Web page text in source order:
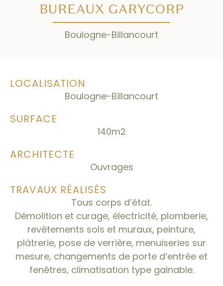
BUREAUX GARYCORP
Boulogne-Billancourt
LOCALISATION
Boulogne-Billancourt
SURFACE
140m2
ARCHITECTE
Ouvrages
TRAVAUX RÉALISÉS
Tous corps d’état.
Démolition et curage, électricité, plomberie,
revêtements sols et muraux, peinture,
plâtrerie, pose de verrière, menuiseries sur
mesure, changements de porte d’entrée et
fenêtres, climatisation type gainable.